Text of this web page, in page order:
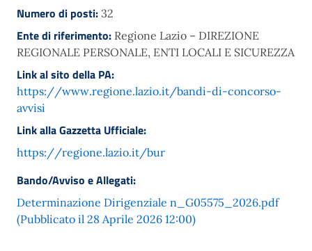
Numero di posti: 32
Ente di riferimento: Regione Lazio – DIREZIONE
REGIONALE PERSONALE, ENTI LOCALI E SICUREZZA
Link al sito della PA:
https://www.regione.lazio.it/bandi-di-concorso-
avvisi
Link alla Gazzetta Ufficiale:
https://regione.lazio.it/bur
Bando/Avviso e Allegati:
Determinazione Dirigenziale n_G05575_2026.pdf
(Pubblicato il 28 Aprile 2026 12:00)